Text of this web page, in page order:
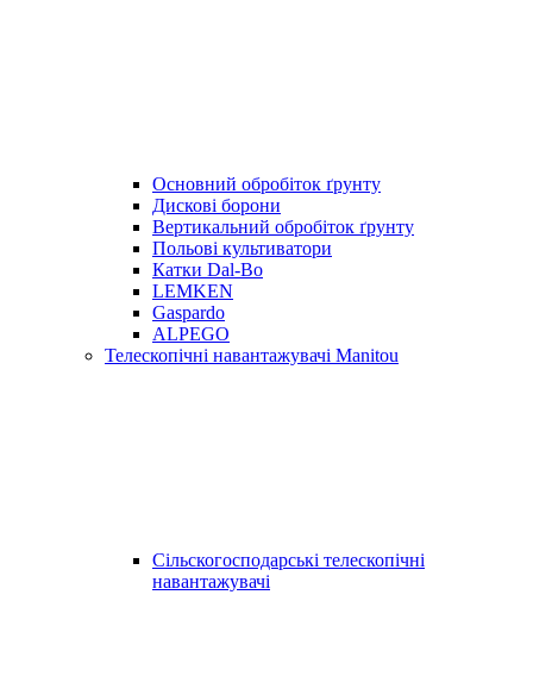
Основний обробіток ґрунту
Дискові борони
Вертикальний обробіток ґрунту
Польові культиватори
Катки Dal-Bo
LEMKEN
Gaspardo
ALPEGO
Телескопічні навантажувачі Manitou
Сільскогосподарські телескопічні
навантажувачі